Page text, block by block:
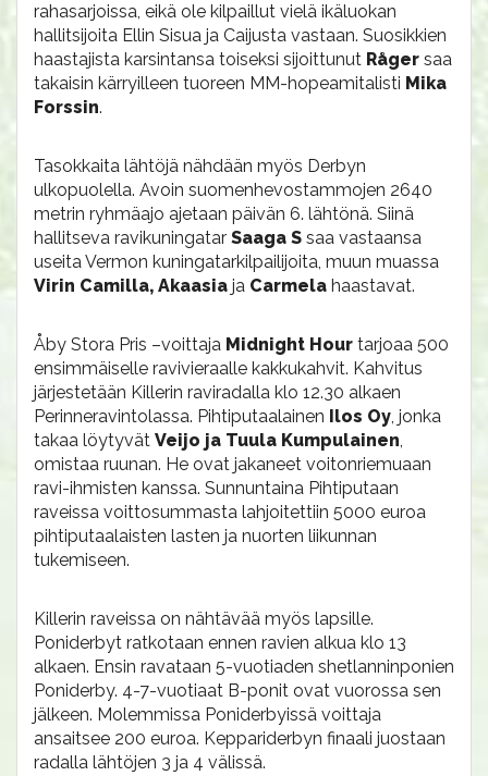
rahasarjoissa, eikä ole kilpaillut vielä ikäluokan
hallitsijoita Ellin Sisua ja Caijusta vastaan. Suosikkien
haastajista karsintansa toiseksi sijoittunut Råger saa
takaisin kärryilleen tuoreen MM-hopeamitalisti Mika
Forssin.
Tasokkaita lähtöjä nähdään myös Derbyn
ulkopuolella. Avoin suomenhevostammojen 2640
metrin ryhmäajo ajetaan päivän 6. lähtönä. Siinä
hallitseva ravikuningatar Saaga S saa vastaansa
useita Vermon kuningatarkilpailijoita, muun muassa
Virin Camilla, Akaasia ja Carmela haastavat.
Åby Stora Pris –voittaja Midnight Hour tarjoaa 500
ensimmäiselle ravivieraalle kakkukahvit. Kahvitus
järjestetään Killerin raviradalla klo 12.30 alkaen
Perinneravintolassa. Pihtiputaalainen Ilos Oy, jonka
takaa löytyvät Veijo ja Tuula Kumpulainen,
omistaa ruunan. He ovat jakaneet voitonriemuaan
ravi-ihmisten kanssa. Sunnuntaina Pihtiputaan
raveissa voittosummasta lahjoitettiin 5000 euroa
pihtiputaalaisten lasten ja nuorten liikunnan
tukemiseen.
Killerin raveissa on nähtävää myös lapsille.
Poniderbyt ratkotaan ennen ravien alkua klo 13
alkaen. Ensin ravataan 5-vuotiaden shetlanninponien
Poniderby. 4-7-vuotiaat B-ponit ovat vuorossa sen
jälkeen. Molemmissa Poniderbyissä voittaja
ansaitsee 200 euroa. Keppariderbyn finaali juostaan
radalla lähtöjen 3 ja 4 välissä.